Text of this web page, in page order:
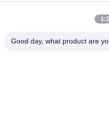
Xindu, πόλη Chengdu,
Good day, what product are